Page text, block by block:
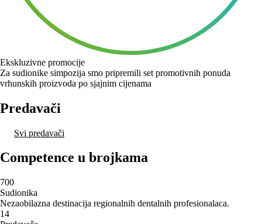
Ekskluzivne promocije
Za sudionike simpozija smo pripremili set promotivnih ponuda
vrhunskih proizvoda po sjajnim cijenama
Predavači
Svi predavači
Competence u brojkama
700
Sudionika
Nezaobilazna destinacija regionalnih dentalnih profesionalaca.
14